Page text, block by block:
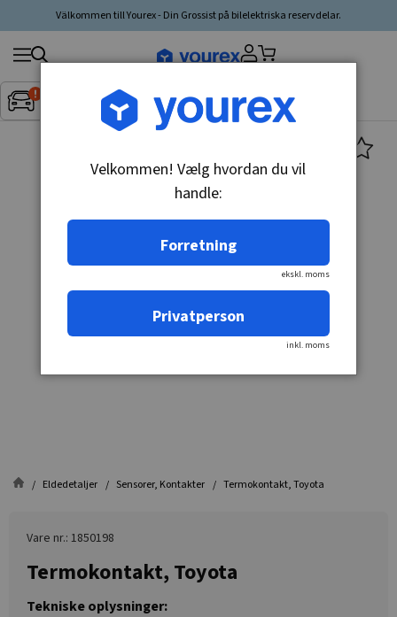
Välkommen till Yourex - Din Grossist på bilelektriska reservdelar.
Inget fordon valt▼
Søg
produkt,
producent,
Eldedetaljer Sensorer, Kontakter Termokontakt, Toyota
Vare nr.: 1850198
Termokontakt, Toyota
Tekniske oplysninger:
Velkommen! Vælg hvordan du vil
handle:
Forretning
ekskl. moms
Privatperson
inkl. moms